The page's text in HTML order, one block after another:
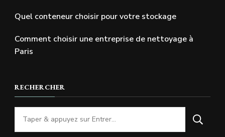
Quel conteneur choisir pour votre stockage
Comment choisir une entreprise de nettoyage à
Paris
RECHERCHER
Vous
recherchiez